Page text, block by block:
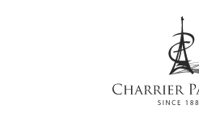
Passer au contenu principal